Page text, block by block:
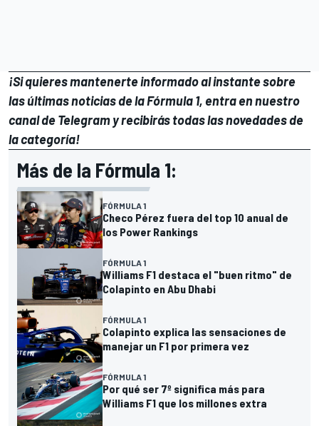
¡Si quieres mantenerte informado al instante sobre
las últimas noticias de la Fórmula 1, entra ennuestro
canal de Telegramy recibirás todas las novedades de
la categoría!
Más de la Fórmula 1:
FÓRMULA 1
Checo Pérez fuera del top 10 anual de
los Power Rankings
FÓRMULA 1
Williams F1 destaca el "buen ritmo" de
Colapinto en Abu Dhabi
FÓRMULA 1
Colapinto explica las sensaciones de
manejar un F1 por primera vez
FÓRMULA 1
Por qué ser 7º significa más para
Williams F1 que los millones extra